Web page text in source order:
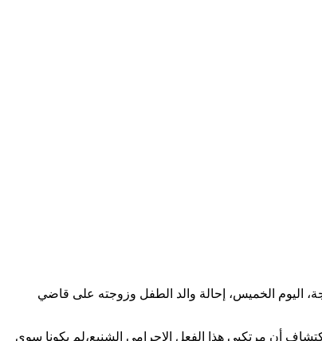
اليوم الخميس، إحالة والد الطفل وزوجته على قاضي
أن مرتكبي هذا الفعل الإجرامي الشنيع،لم يكونا سوى